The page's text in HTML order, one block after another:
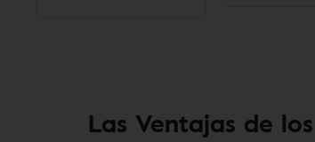
Las Ventajas de